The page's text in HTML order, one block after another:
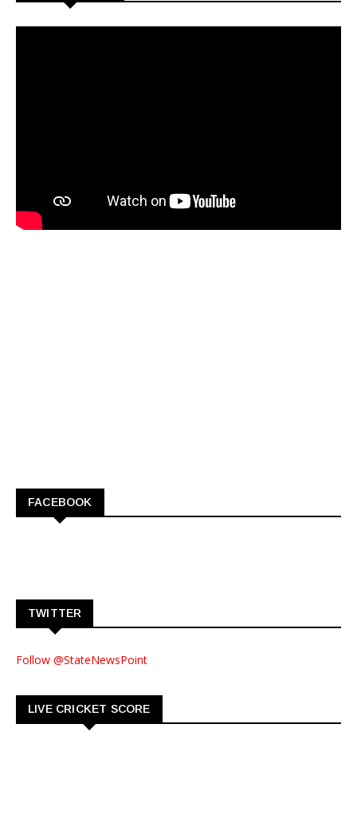
FACEBOOK
TWITTER
Follow @StateNewsPoint
LIVE CRICKET SCORE